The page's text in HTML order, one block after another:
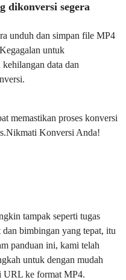
dikonversi segera
unduh dan simpan file MP4
untuk
data dan
memastikan proses konversi
Konversi Anda!
tampak seperti tugas
bimbingan yang tepat, itu
panduan ini, kami telah
untuk dengan mudah
URL ke format MP4.